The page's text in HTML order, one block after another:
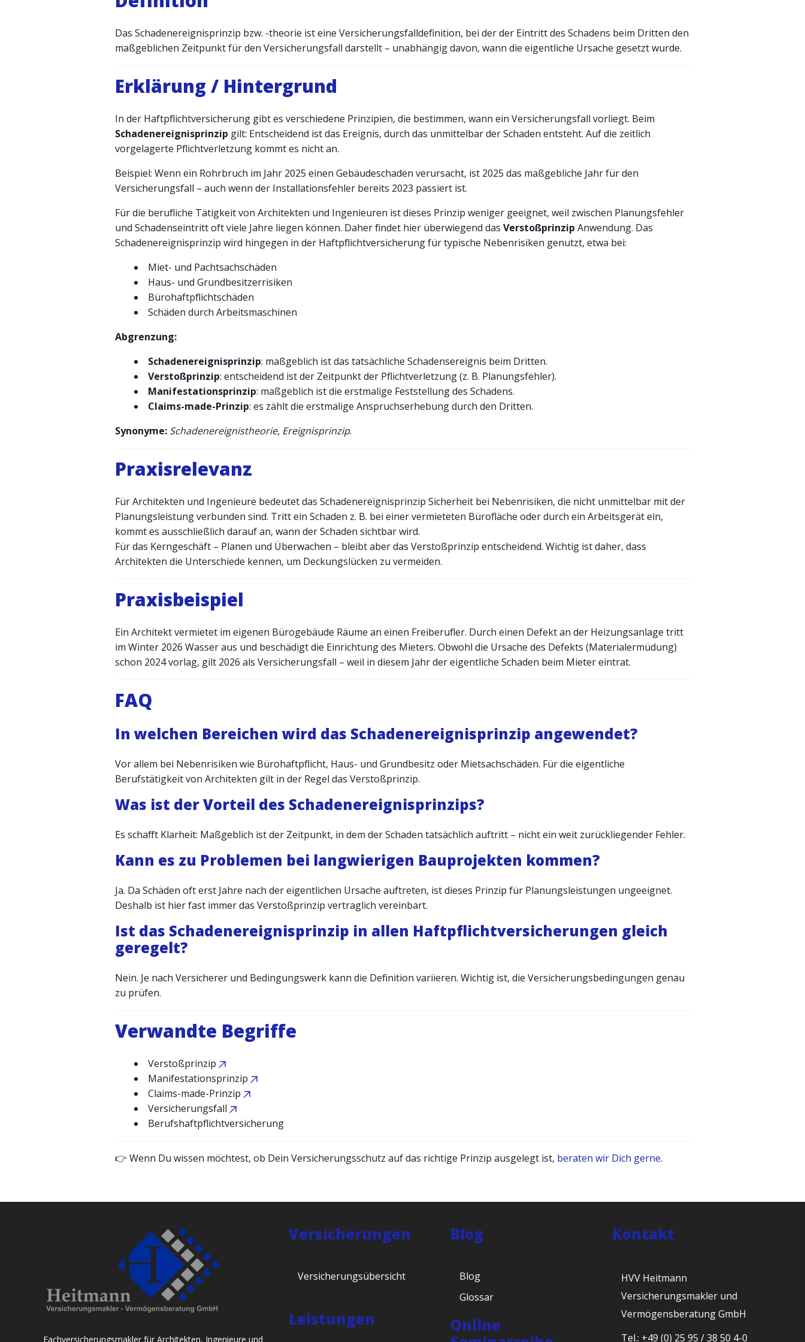
Das Schadenereignisprinzip bzw. -theorie ist eine Versicherungsfalldefinition, bei der der Eintritt des Schadens beim Dritten den
maßgeblichen Zeitpunkt für den Versicherungsfall darstellt – unabhängig davon, wann die eigentliche Ursache gesetzt wurde.
Erklärung / Hintergrund
In der Haftpflichtversicherung gibt es verschiedene Prinzipien, die bestimmen, wann ein Versicherungsfall vorliegt. Beim
Schadenereignisprinzip gilt: Entscheidend ist das Ereignis, durch das unmittelbar der Schaden entsteht. Auf die zeitlich
vorgelagerte Pflichtverletzung kommt es nicht an.
Beispiel: Wenn ein Rohrbruch im Jahr 2025 einen Gebäudeschaden verursacht, ist 2025 das maßgebliche Jahr für den
Versicherungsfall – auch wenn der Installationsfehler bereits 2023 passiert ist.
Für die berufliche Tätigkeit von Architekten und Ingenieuren ist dieses Prinzip weniger geeignet, weil zwischen Planungsfehler
und Schadenseintritt oft viele Jahre liegen können. Daher findet hier überwiegend das Verstoßprinzip Anwendung. Das
Schadenereignisprinzip wird hingegen in der Haftpflichtversicherung für typische Nebenrisiken genutzt, etwa bei:
Miet- und Pachtsachschäden
Haus- und Grundbesitzerrisiken
Bürohaftpflichtschäden
Schäden durch Arbeitsmaschinen
Abgrenzung:
Schadenereignisprinzip: maßgeblich ist das tatsächliche Schadensereignis beim Dritten.
Verstoßprinzip: entscheidend ist der Zeitpunkt der Pflichtverletzung (z. B. Planungsfehler).
Manifestationsprinzip: maßgeblich ist die erstmalige Feststellung des Schadens.
Claims-made-Prinzip: es zählt die erstmalige Anspruchserhebung durch den Dritten.
Synonyme: Schadenereignistheorie, Ereignisprinzip.
Praxisrelevanz
Für Architekten und Ingenieure bedeutet das Schadenereignisprinzip Sicherheit bei Nebenrisiken, die nicht unmittelbar mit der
Planungsleistung verbunden sind. Tritt ein Schaden z. B. bei einer vermieteten Bürofläche oder durch ein Arbeitsgerät ein,
kommt es ausschließlich darauf an, wann der Schaden sichtbar wird.
Für das Kerngeschäft – Planen und Überwachen – bleibt aber das Verstoßprinzip entscheidend. Wichtig ist daher, dass
Architekten die Unterschiede kennen, um Deckungslücken zu vermeiden.
Praxisbeispiel
Ein Architekt vermietet im eigenen Bürogebäude Räume an einen Freiberufler. Durch einen Defekt an der Heizungsanlage tritt
im Winter 2026 Wasser aus und beschädigt die Einrichtung des Mieters. Obwohl die Ursache des Defekts (Materialermüdung)
schon 2024 vorlag, gilt 2026 als Versicherungsfall – weil in diesem Jahr der eigentliche Schaden beim Mieter eintrat.
FAQ
In welchen Bereichen wird das Schadenereignisprinzip angewendet?
Vor allem bei Nebenrisiken wie Bürohaftpflicht, Haus- und Grundbesitz oder Mietsachschäden. Für die eigentliche
Berufstätigkeit von Architekten gilt in der Regel das Verstoßprinzip.
Was ist der Vorteil des Schadenereignisprinzips?
Es schafft Klarheit: Maßgeblich ist der Zeitpunkt, in dem der Schaden tatsächlich auftritt – nicht ein weit zurückliegender Fehler.
Kann es zu Problemen bei langwierigen Bauprojekten kommen?
Ja. Da Schäden oft erst Jahre nach der eigentlichen Ursache auftreten, ist dieses Prinzip für Planungsleistungen ungeeignet.
Deshalb ist hier fast immer das Verstoßprinzip vertraglich vereinbart.
Ist das Schadenereignisprinzip in allen Haftpflichtversicherungen gleich
geregelt?
Nein. Je nach Versicherer und Bedingungswerk kann die Definition variieren. Wichtig ist, die Versicherungsbedingungen genau
zu prüfen.
Verwandte Begriffe
Verstoßprinzip
Manifestationsprinzip
Claims-made-Prinzip
Versicherungsfall
Berufshaftpflichtversicherung
👉 Wenn Du wissen möchtest, ob Dein Versicherungsschutz auf das richtige Prinzip ausgelegt ist, beraten wir Dich gerne.
Fachversicherungsmakler für Architekten, Ingenieure und
Versicherungen
Versicherungsübersicht
Leistungen
Blog
Blog
Glossar
Online
Kontakt
HVV Heitmann
Versicherungsmakler und
Vermögensberatung GmbH
Tel.: +49 (0) 25 95 / 38 50 4-0